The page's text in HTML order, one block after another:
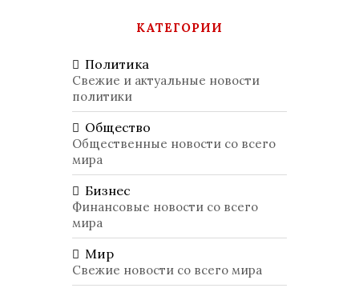
КАТЕГОРИИ
Политика
Свежие и актуальные новости
политики
Общество
Общественные новости со всего
мира
Бизнес
Финансовые новости со всего
мира
Мир
Свежие новости со всего мира